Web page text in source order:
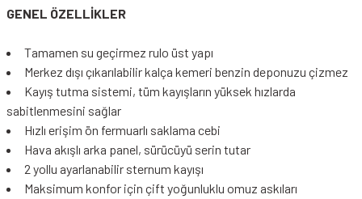
GENEL ÖZELLİKLER
Tamamen su geçirmez rulo üst yapı
Merkez dışı çıkarılabilir kalça kemeri benzin deponuzu çizmez
Kayış tutma sistemi, tüm kayışların yüksek hızlarda
sabitlenmesini sağlar
Hızlı erişim ön fermuarlı saklama cebi
Hava akışlı arka panel, sürücüyü serin tutar
2 yollu ayarlanabilir sternum kayışı
Maksimum konfor için çift yoğunluklu omuz askıları